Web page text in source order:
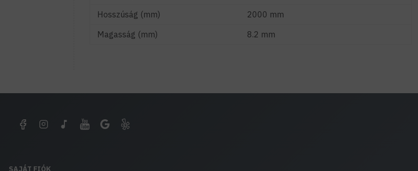
Hosszúság (mm)
2000 mm
Magasság (mm)
8.2 mm
SAJÁT FIÓK